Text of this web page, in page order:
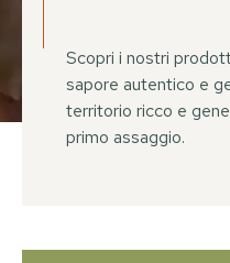
Scopri i nostri
sapore autentico e
territorio ricco e
primo assaggio.